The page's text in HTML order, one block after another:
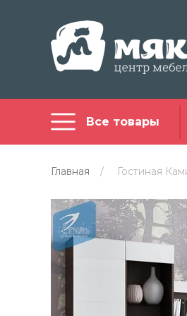
Все товары
Главная / Гостиная